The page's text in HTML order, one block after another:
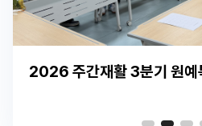
2026 주간재활 3분기 원예